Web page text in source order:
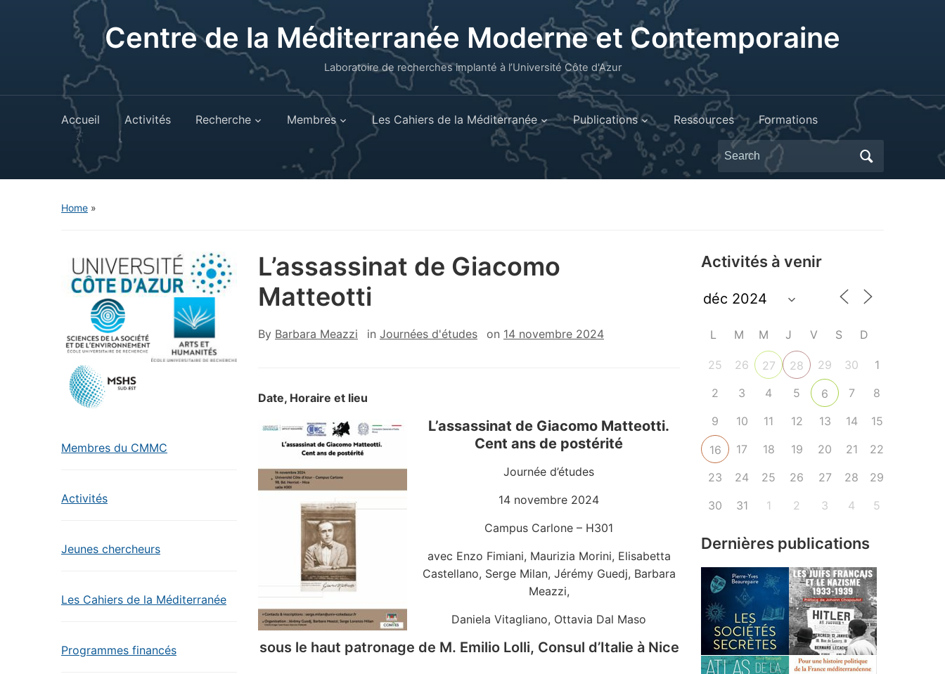
Centre de la Méditerranée Moderne et Contemporaine
Laboratoire de recherches implanté à l’Université Côte d'Azur
Accueil Activités Recherche Membres Les Cahiers de la Méditerranée Publications Ressources Formations
Search
for:
Home »
Membres du CMMC
Activités
Jeunes chercheurs
Les Cahiers de la Méditerranée
Programmes financés
L’assassinat de Giacomo
Matteotti
By Barbara Meazzi in Journées d'études on 14 novembre 2024
Date, Horaire et lieu
L’assassinat de Giacomo Matteotti.
Cent ans de postérité
Journée d’études
14 novembre 2024
Campus Carlone – H301
avec Enzo Fimiani, Maurizia Morini, Elisabetta
Castellano, Serge Milan, Jérémy Guedj, Barbara
Meazzi,
Daniela Vitagliano, Ottavia Dal Maso
sous le haut patronage de M. Emilio Lolli, Consul d’Italie à Nice
Activités à venir
L M M J V S D
25 26 27 28 29 30
1
2
3 4 5 6 7
8
9
10 11 12 13 14 15
16 17 18 19 20 21
22
23
24 25 26 27 28
29
30
31 1 2 3 4 5
Dernières publications